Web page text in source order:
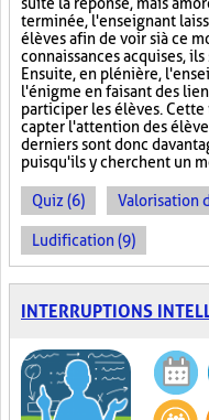
terminée, l'enseignant
élèves afin de voir si à ce
connaissances acquises,
Ensuite, en plénière,
l'énigme en faisant des
participer les élèves.
capter l'attention des
derniers sont donc
puisqu'ils y cherchent un
Quiz (6) Valorisation
Ludification (9)
INTERRUPTIONS